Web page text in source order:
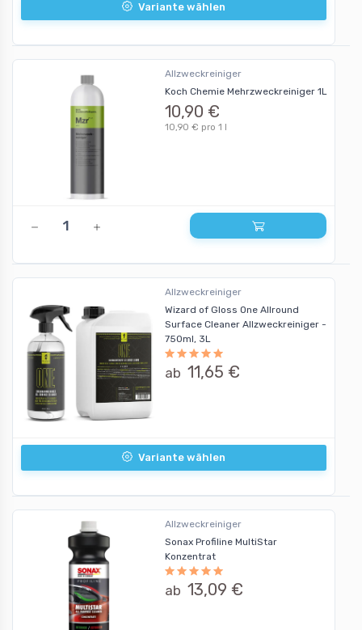
Variante wählen
Allzweckreiniger
Koch Chemie Mehrzweckreiniger 1L
10,90 €
10,90 € pro 1 l
Allzweckreiniger
Wizard of Gloss One Allround
Surface Cleaner Allzweckreiniger -
750ml, 3L
ab 11,65 €
Variante wählen
Allzweckreiniger
Sonax Profiline MultiStar
Konzentrat
ab 13,09 €